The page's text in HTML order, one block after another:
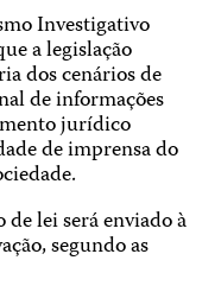
Investigativo
a legislação
dos cenários de
de informações
jurídico
de imprensa do
lei será enviado à
segundo as